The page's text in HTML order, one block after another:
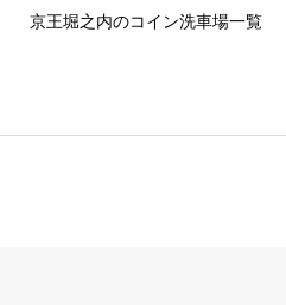
京王堀之内のコイン洗車場一覧